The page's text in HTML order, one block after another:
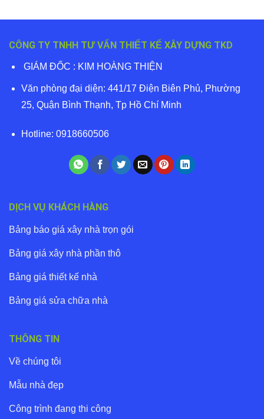
CÔNG TY TNHH TƯ VẤN THIẾT KẾ XÂY DỰNG TKD
GIÁM ĐỐC : KIM HOÀNG THIỆN
Văn phòng đại diện: 441/17 Điện Biên Phủ, Phường
25, Quận Bình Thạnh, Tp Hồ Chí Minh
Hotline: 0918660506
DỊCH VỤ KHÁCH HÀNG
Bảng báo giá xây nhà trọn gói
Bảng giá xây nhà phần thô
Bảng giá thiết kế nhà
Bảng giá sửa chữa nhà
THÔNG TIN
Về chúng tôi
Mẫu nhà đẹp
Công trình đang thi công